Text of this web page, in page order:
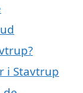
i Stavtrup